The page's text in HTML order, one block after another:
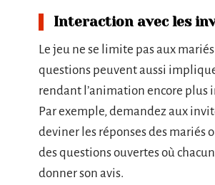
Interaction avec les
Le jeu ne se limite pas aux
questions peuvent aussi
rendant l’animation encore plus
Par exemple, demandez aux
deviner les réponses des mariés
des questions ouvertes où
donner son avis.